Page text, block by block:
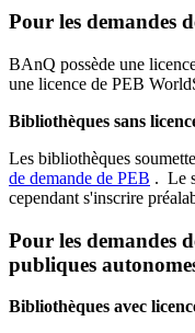
Pour les demandes
BAnQ possède une
une licence de PEB
Bibliothèques sans
Les bibliothèques
de demande de PEB . Le
cependant s'inscrire
Pour les demandes
publiques
Bibliothèques avec